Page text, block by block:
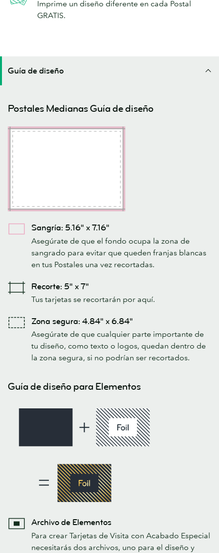
Imprime un diseño diferente en cada Postal
GRATIS.
Guía de diseño
Postales Medianas Guía de diseño
Sangría: 5.16" x 7.16"
Asegúrate de que el fondo ocupa la zona de
sangrado para evitar que queden franjas blancas
en tus Postales una vez recortadas.
Recorte: 5" x 7"
Tus tarjetas se recortarán por aquí.
Zona segura: 4.84" x 6.84"
Asegúrate de que cualquier parte importante de
tu diseño, como texto o logos, quedan dentro de
la zona segura, si no podrían ser recortados.
Guía de diseño para Elementos
Archivo de Elementos
Para crear Tarjetas de Visita con Acabado Especial
necesitarás dos archivos, uno para el diseño y